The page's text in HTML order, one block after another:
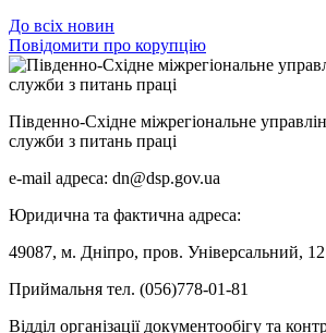
До всіх новин
Повідомити про корупцію
Південно-Східне міжрегіональне
служби з питань праці
e-mail адреса: dn@dsp.gov.ua
Юридична та фактична адреса:
49087, м. Дніпро, пров. Універсальний, 12
Приймальня тел. (056)778-01-81
Відділ організації документообігу та